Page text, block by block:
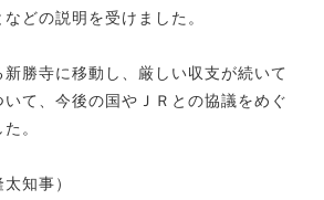
どの説明を受けました。
勝寺に移動し、厳しい収支が続いて
て、今後の国やＪＲとの協議をめぐ
。
知事）